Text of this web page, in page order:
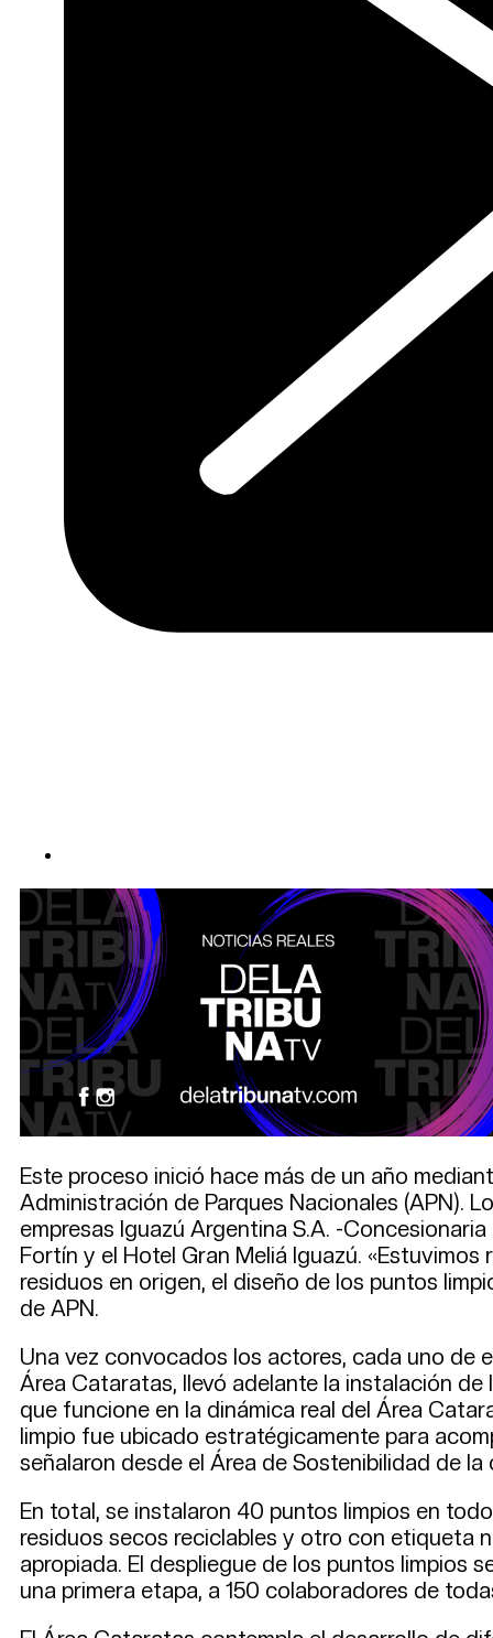
Este proceso inició hace más de un año
Administración de Parques Nacionales (APN).
empresas Iguazú Argentina S.A. -
Fortín y el Hotel Gran Meliá Iguazú.
residuos en origen, el diseño de los puntos
de APN.
Una vez convocados los actores, cada uno de
Área Cataratas, llevó adelante la instalación
que funcione en la dinámica real del Área
limpio fue ubicado estratégicamente para
señalaron desde el Área de Sostenibilidad de
En total, se instalaron 40 puntos limpios en
residuos secos reciclables y otro con etiqueta
apropiada. El despliegue de los puntos limpios
una primera etapa, a 150 colaboradores de